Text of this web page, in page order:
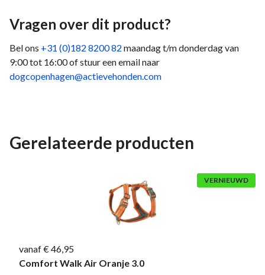
Vragen over dit product?
Bel ons +31 (0)182 8200 82 maandag t/m donderdag van
9:00 tot 16:00 of stuur een email naar
dogcopenhagen@actievehonden.com
Gerelateerde producten
VERNIEUWD
vanaf € 46,95
Comfort Walk Air Oranje 3.0